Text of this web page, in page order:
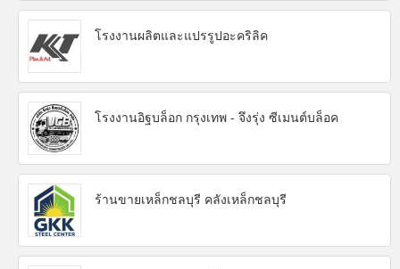
โรงงานผลิตและแปรรูปอะคริลิค
โรงงานอิฐบล็อก กรุงเทพ - จึงรุ่ง ซีเมนต์บล็อค
ร้านขายเหล็กชลบุรี คลังเหล็กชลบุรี